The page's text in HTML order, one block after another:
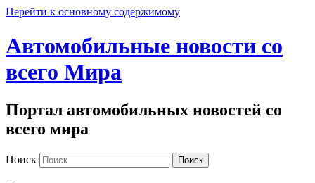
Перейти к основному содержимому
Автомобильные новости со
всего Мира
Портал автомобильных новостей со
всего мира
Поиск